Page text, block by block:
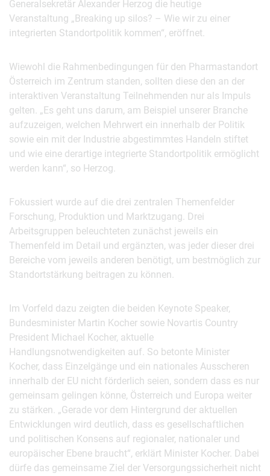
Generalsekretär Alexander Herzog die heutige
Veranstaltung „Breaking up silos? – Wie wir zu einer
integrierten Standortpolitik kommen“, eröffnet.
Wiewohl die Rahmenbedingungen für den Pharmastandort
Österreich im Zentrum standen, sollten diese den an der
interaktiven Veranstaltung Teilnehmenden nur als Impuls
gelten. „Es geht uns darum, am Beispiel unserer Branche
aufzuzeigen, welchen Mehrwert ein innerhalb der Politik
sowie ein mit der Industrie abgestimmtes Handeln stiftet
und wie eine derartige integrierte Standortpolitik ermöglicht
werden kann“, so Herzog.
Fokussiert wurde auf die drei zentralen Themenfelder
Forschung, Produktion und Marktzugang. Drei
Arbeitsgruppen beleuchteten zunächst jeweils ein
Themenfeld im Detail und ergänzten, was jeder dieser drei
Bereiche vom jeweils anderen benötigt, um bestmöglich zur
Standortstärkung beitragen zu können.
Im Vorfeld dazu zeigten die beiden Keynote Speaker,
Bundesminister Martin Kocher sowie Novartis Country
President Michael Kocher, aktuelle
Handlungsnotwendigkeiten auf. So betonte Minister
Kocher, dass Einzelgänge und ein nationales Ausscheren
innerhalb der EU nicht förderlich seien, sondern dass es nur
gemeinsam gelingen könne, Österreich und Europa weiter
zu stärken. „Gerade vor dem Hintergrund der aktuellen
Entwicklungen wird deutlich, dass es gesellschaftlichen
und politischen Konsens auf regionaler, nationaler und
europäischer Ebene braucht“, erklärt Minister Kocher. Dabei
dürfe das gemeinsame Ziel der Versorgungssicherheit nicht